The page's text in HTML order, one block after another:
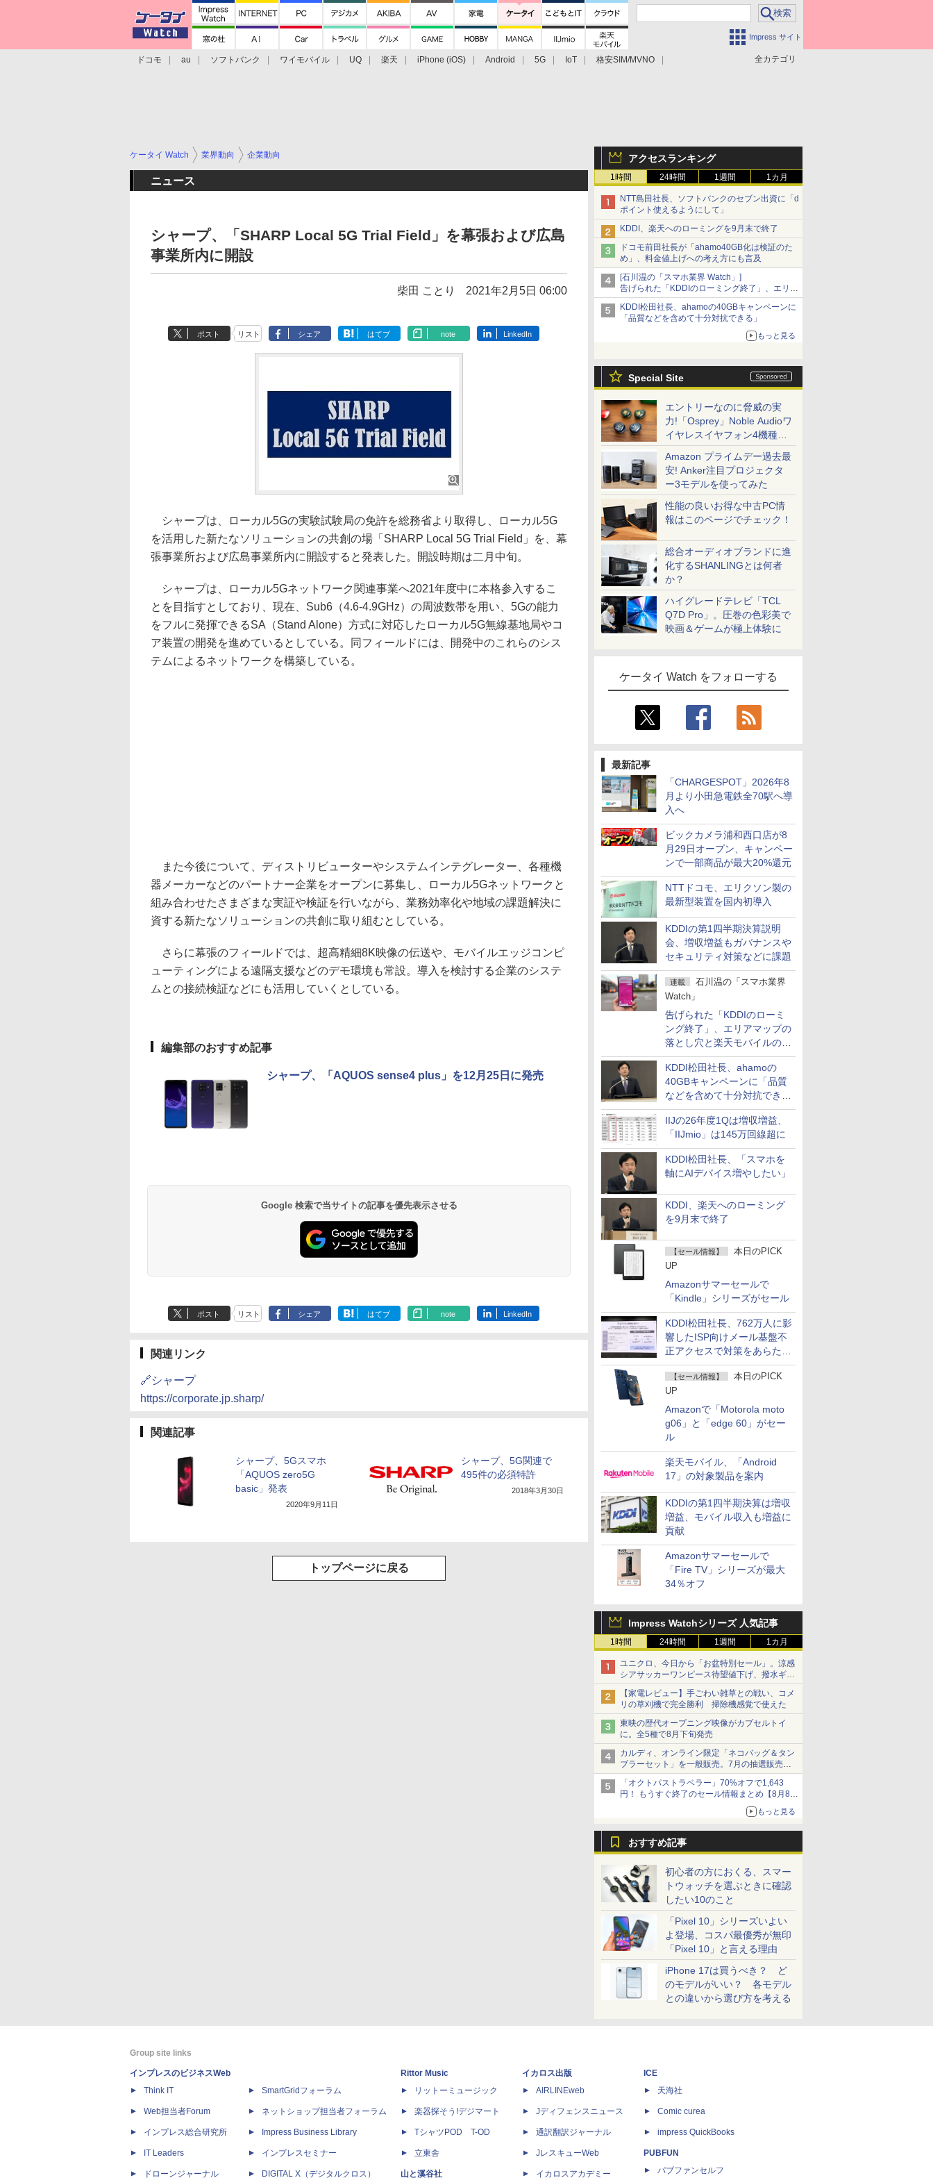
Impress サイト
全カテゴリ
ドコモ au ソフトバンク ワイモバイル UQ 楽天 iPhone (iOS) Android 5G IoT
格安SIM/MVNO
アクセスランキング
1時間 24時間 1週間 1カ月
NTT島田社長、ソフトバンクのセブン出資に「d
ポイント使えるようにして」
KDDI、楽天へのローミングを9月末で終了
ドコモ前田社長が「ahamo40GB化は検証のた
め」、料金値上げへの考え方にも言及
[石川温の「スマホ業界 Watch」]
告げられた「KDDIのローミング終了」、エリア
マップの落とし穴と楽天モバイルの課題
KDDI松田社長、ahamoの40GBキャンペーンに
「品質などを含めて十分対抗できる」
もっと見る
Special Site
エントリーなのに脅威の実
力!「Osprey」Noble Audioワ
イヤレスイヤフォン4機種を
一気に聴く
Amazon プライムデー過去最
安! Anker注目プロジェクタ
ー3モデルを使ってみた
性能の良いお得な中古PC情
報はこのページでチェック！
総合オーディオブランドに進
化するSHANLINGとは何者
か？
ハイグレードテレビ「TCL
Q7D Pro」。圧巻の色彩美で
映画＆ゲームが極上体験に
ケータイ Watch をフォローする
最新記事
「CHARGESPOT」2026年8
月より小田急電鉄全70駅へ導
入へ
ビックカメラ浦和西口店が8
月29日オープン、キャンペー
ンで一部商品が最大20%還元
NTTドコモ、エリクソン製の
最新型装置を国内初導入
KDDIの第1四半期決算説明
会、増収増益もガバナンスや
セキュリティ対策などに課題
連載
石川温の「スマホ業界
Watch」
告げられた「KDDIのローミ
ング終了」、エリアマップの
落とし穴と楽天モバイルの課
題
KDDI松田社長、ahamoの
40GBキャンペーンに「品質
などを含めて十分対抗でき
る」
IIJの26年度1Qは増収増益、
「IIJmio」は145万回線超に
KDDI松田社長、「スマホを
軸にAIデバイス増やしたい」
KDDI、楽天へのローミング
を9月末で終了
【セール情報】
本日のPICK
UP
Amazonサマーセールで
「Kindle」シリーズがセール
KDDI松田社長、762万人に影
響したISP向けメール基盤不
正アクセスで対策をあらため
て説明
【セール情報】
本日のPICK
UP
Amazonで「Motorola moto
g06」と「edge 60」がセー
ル
楽天モバイル、「Android
17」の対象製品を案内
KDDIの第1四半期決算は増収
増益、モバイル収入も増益に
貢献
Amazonサマーセールで
「Fire TV」シリーズが最大
34％オフ
Impress Watchシリーズ 人気記事
1時間 24時間 1週間 1カ月
ユニクロ、今日から「お盆特別セール」。涼感
シアサッカーワンピース待望値下げ、撥水ギア
ショーツは1990円に
【家電レビュー】手ごわい雑草との戦い、コメ
リの草刈機で完全勝利 掃除機感覚で使えた
東映の歴代オープニング映像がカプセルトイ
に。全5種で8月下旬発売
カルディ、オンライン限定「ネコバッグ＆タン
ブラーセット」を一般販売。7月の抽選販売の
当選無効分
「オクトパストラベラー」70%オフで1,643
円！ もうすぐ終了のセール情報まとめ【8月8日
ニンテンドーeショップでは「大神 絶景版」が
もっと見る
おすすめ記事
初心者の方におくる、スマー
トウォッチを選ぶときに確認
したい10のこと
「Pixel 10」シリーズいよい
よ登場、コスパ最優秀が無印
「Pixel 10」と言える理由
iPhone 17は買うべき？ ど
のモデルがいい？ 各モデル
との違いから選び方を考える
ケータイ Watch 業界動向 企業動向
ニュース
シャープ、「SHARP Local 5G Trial Field」を幕張および広島
事業所内に開設
柴田 ことり 2021年2月5日 06:00
ポスト リスト シェア はてブ note LinkedIn
シャープは、ローカル5Gの実験試験局の免許を総務省より取得し、ローカル5G
を活用した新たなソリューションの共創の場「SHARP Local 5G Trial Field」を、幕
張事業所および広島事業所内に開設すると発表した。開設時期は二月中旬。
シャープは、ローカル5Gネットワーク関連事業へ2021年度中に本格参入するこ
とを目指すとしており、現在、Sub6（4.6-4.9GHz）の周波数帯を用い、5Gの能力
をフルに発揮できるSA（Stand Alone）方式に対応したローカル5G無線基地局やコ
ア装置の開発を進めているとしている。同フィールドには、開発中のこれらのシス
テムによるネットワークを構築している。
また今後について、ディストリビューターやシステムインテグレーター、各種機
器メーカーなどのパートナー企業をオープンに募集し、ローカル5Gネットワークと
組み合わせたさまざまな実証や検証を行いながら、業務効率化や地域の課題解決に
資する新たなソリューションの共創に取り組むとしている。
さらに幕張のフィールドでは、超高精細8K映像の伝送や、モバイルエッジコンピ
ューティングによる遠隔支援などのデモ環境も常設。導入を検討する企業のシステ
ムとの接続検証などにも活用していくとしている。
編集部のおすすめ記事
シャープ、「AQUOS sense4 plus」を12月25日に発売
Google 検索で当サイトの記事を優先表示させる
ポスト リスト シェア はてブ note LinkedIn
関連リンク
🔗シャープ
https://corporate.jp.sharp/
関連記事
シャープ、5Gスマホ
「AQUOS zero5G
basic」発表
2020年9月11日
シャープ、5G関連で
495件の必須特許
2018年3月30日
トップページに戻る
Group site links
インプレスのビジネスWeb
Think IT
Web担当者Forum
インプレス総合研究所
IT Leaders
ドローンジャーナル
SmartGridフォーラム
ネットショップ担当者フォーラム
Impress Business Library
インプレスセミナー
DIGITAL X（デジタルクロス）
Rittor Music
リットーミュージック
楽器探そう!デジマート
TシャツPOD T-OD
立東舎
山と溪谷社
イカロス出版
AIRLINEweb
Jディフェンスニュース
通訳翻訳ジャーナル
JレスキューWeb
イカロスアカデミー
ICE
天海社
Comic curea
impress QuickBooks
PUBFUN
パブファンセルフ